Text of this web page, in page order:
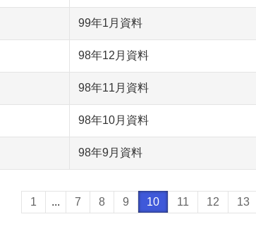
99年1月資料
98年12月資料
98年11月資料
98年10月資料
98年9月資料
1 ... 7 8 9 10 11 12 13